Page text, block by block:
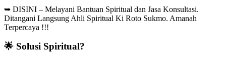
➥ DISINI – Melayani Bantuan Spiritual dan Jasa Konsultasi.
Ditangani Langsung Ahli Spiritual Ki Roto Sukmo. Amanah
Terpercaya !!!
🌟 Solusi Spiritual?